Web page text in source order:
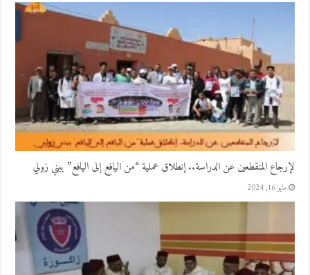
لإرجاع المنقطعين عن الدراسة.. إنطلاق عملية “من اليافع إلى اليافع” ببني زولي
مايو 16, 2024